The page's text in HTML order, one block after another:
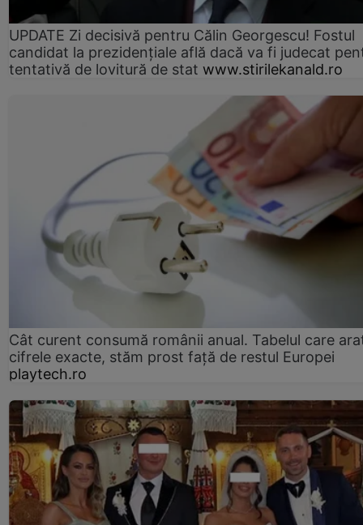
UPDATE Zi decisivă pentru Călin Georgescu! Fostul
candidat la prezidențiale află dacă va fi judecat
tentativă de lovitură de stat www.stirilekanald.ro
Cât curent consumă românii anual. Tabelul care
cifrele exacte, stăm prost faţă de restul Europei
playtech.ro